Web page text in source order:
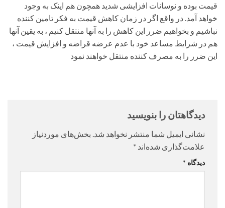
قیمت بوده و نوسانات افزایشی شدید همچون هم اینک به وجود
خواهد آمد. در واقع اگر در زمان کاهش قیمت به فکر تامین کننده
نباشیم و بخواهیم ضرر این کاهش را به آنها منتقل کنیم ، به یقین آنها
هم در شرایط مساعد خود با عدم عرضه قراضه و افزایش قیمت ،
این ضرر را به مصرف کننده منتقل خواهند نمود
دیدگاهتان را بنویسید
نشانی ایمیل شما منتشر نخواهد شد. بخش‌های موردنیاز
علامت‌گذاری شده‌اند *
دیدگاه *